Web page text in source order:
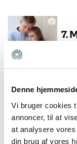
Denne
Vi bruger cookies
annoncer, til at
at analysere
din brug af vores
Hvis du vil
afspiller, så
hjørne.